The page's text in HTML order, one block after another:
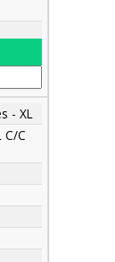
- XL
C/C